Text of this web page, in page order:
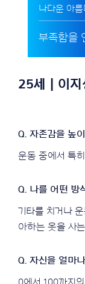
나다운 아
부족함을
25세 | 이지
운동 중에서 특
기타를 치거나
아하는 옷을 사